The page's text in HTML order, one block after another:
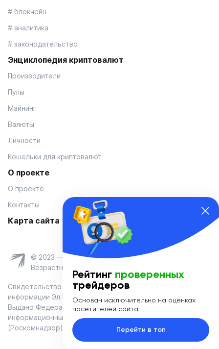
# блокчейн
# аналитика
# законодательство
Энциклопедия криптовалют
Производители
Пулы
Майнинг
Валюты
Личности
Кошельки для криптовалют
О проекте
О проекте
Контакты
Карта сайта
© 2023 — Coinmania
Возрастное ограничение 16+
Свидетельство о регистрации средства массовой
информации Эл № ФС 77-74908 от «25» января 2019 г.
Выдано Федеральной службой по надзору в сфере связи,
информационных технологий и массовых коммуникаций
(Роскомнадзор)
Рейтинг проверенных
трейдеров
Основан исключительно на оценках
посетителей сайта
Перейти в топ